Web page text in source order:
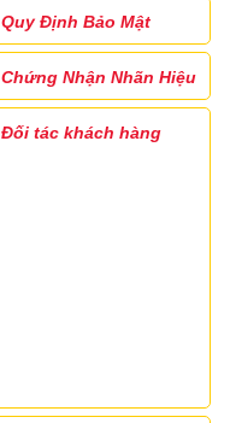
Quy Định Bảo Mật
Chứng Nhận Nhãn Hiệu
Đối tác khách hàng